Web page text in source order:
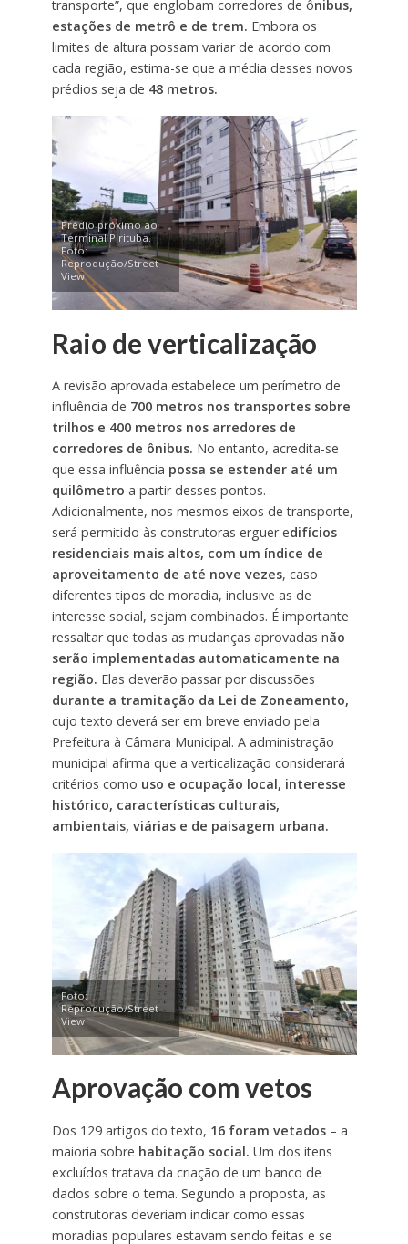
transporte”, que englobam corredores de ônibus,
estações de metrô e de trem. Embora os
limites de altura possam variar de acordo com
cada região, estima-se que a média desses novos
prédios seja de 48 metros.
Prédio próximo ao
Terminal Pirituba.
Foto:
Reprodução/Street
View
Raio de verticalização
A revisão aprovada estabelece um perímetro de
influência de 700 metros nos transportes sobre
trilhos e 400 metros nos arredores de
corredores de ônibus. No entanto, acredita-se
que essa influência possa se estender até um
quilômetro a partir desses pontos.
Adicionalmente, nos mesmos eixos de transporte,
será permitido às construtoras erguer edifícios
residenciais mais altos, com um índice de
aproveitamento de até nove vezes, caso
diferentes tipos de moradia, inclusive as de
interesse social, sejam combinados. É importante
ressaltar que todas as mudanças aprovadas não
serão implementadas automaticamente na
região. Elas deverão passar por discussões
durante a tramitação da Lei de Zoneamento,
cujo texto deverá ser em breve enviado pela
Prefeitura à Câmara Municipal. A administração
municipal afirma que a verticalização considerará
critérios como uso e ocupação local, interesse
histórico, características culturais,
ambientais, viárias e de paisagem urbana.
Foto:
Reprodução/Street
View
Aprovação com vetos
Dos 129 artigos do texto, 16 foram vetados– a
maioria sobre habitação social. Um dos itens
excluídos tratava da criação de um banco de
dados sobre o tema. Segundo a proposta, as
construtoras deveriam indicar como essas
moradias populares estavam sendo feitas e se